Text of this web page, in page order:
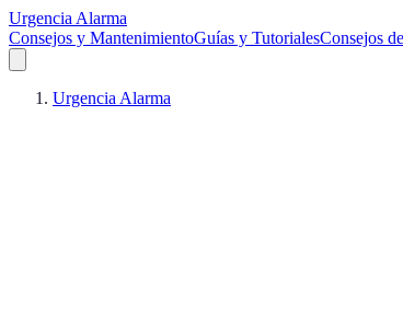
Urgencia Alarma
Consejos y MantenimientoGuías y TutorialesConsejos
Urgencia Alarma